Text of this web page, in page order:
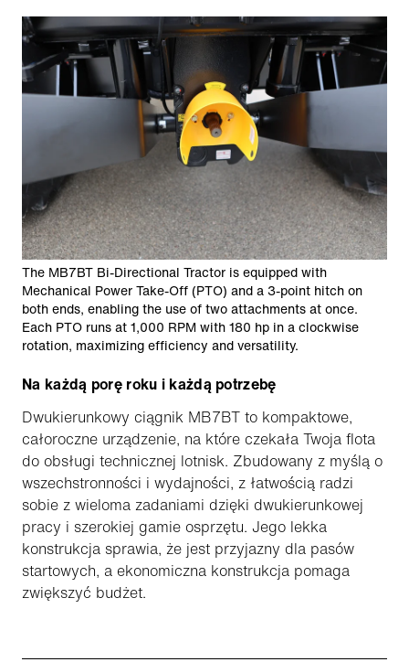
The MB7BT Bi-Directional Tractor is equipped with
Mechanical Power Take-Off (PTO) and a 3-point hitch on
both ends, enabling the use of two attachments at once.
Each PTO runs at 1,000 RPM with 180 hp in a clockwise
rotation, maximizing efficiency and versatility.
Na każdą porę roku i każdą potrzebę
Dwukierunkowy ciągnik MB7BT to kompaktowe,
całoroczne urządzenie, na które czekała Twoja flota
do obsługi technicznej lotnisk. Zbudowany z myślą o
wszechstronności i wydajności, z łatwością radzi
sobie z wieloma zadaniami dzięki dwukierunkowej
pracy i szerokiej gamie osprzętu. Jego lekka
konstrukcja sprawia, że jest przyjazny dla pasów
startowych, a ekonomiczna konstrukcja pomaga
zwiększyć budżet.